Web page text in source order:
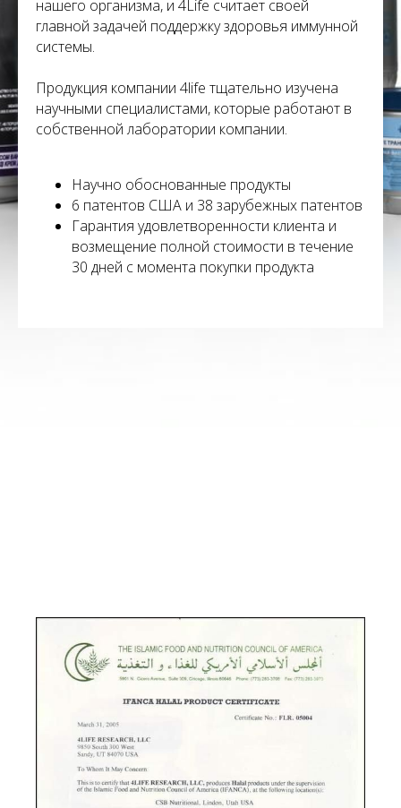
нашего организма, и 4Life считает своей
главной задачей поддержку здоровья иммунной
системы.
Продукция компании 4life тщательно изучена
научными специалистами, которые работают в
собственной лаборатории компании.
Научно обоснованные продукты
6 патентов США и 38 зарубежных патентов
Гарантия удовлетворенности клиента и
возмещение полной стоимости в течение
30 дней с момента покупки продукта